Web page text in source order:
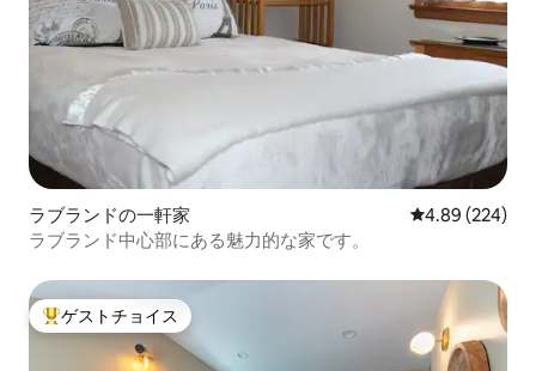
ラブランドの一軒家 レビュー224
4.89 (224)
ラブランド中心部にある魅力的な家です。
大好評のゲストチョイスです。
ゲストチョイス